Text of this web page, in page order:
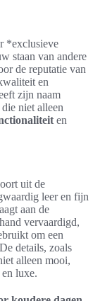
*exclusieve
staan van andere
de reputatie van
en
zijn naam
niet alleen
en
uit de
leer en fijn
aan de
vervaardigd,
om een
details, zoals
alleen mooi,
luxe.